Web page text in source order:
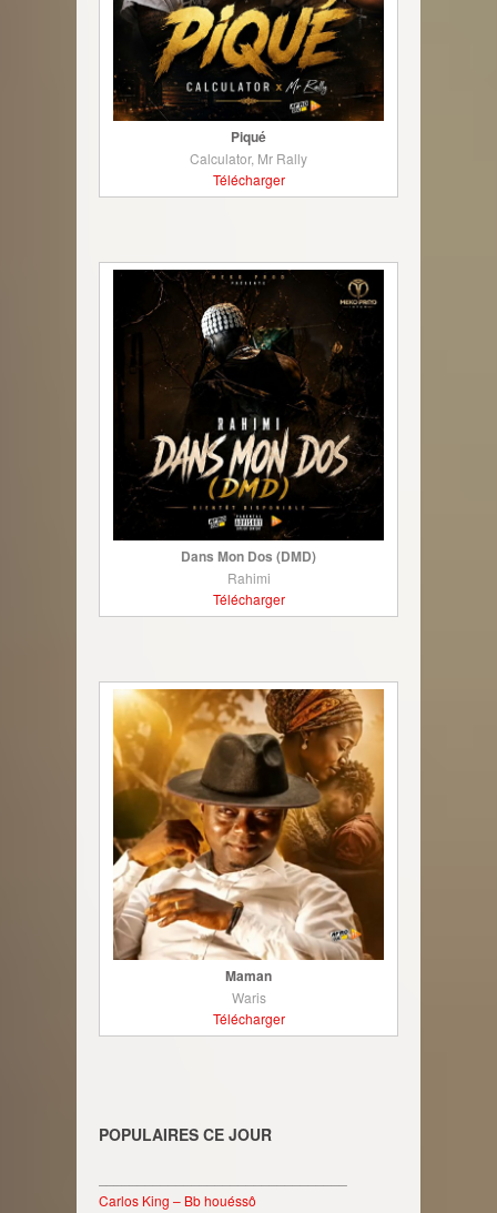
Piqué
Calculator, Mr Rally
Télécharger
Dans Mon Dos (DMD)
Rahimi
Télécharger
Maman
Waris
Télécharger
POPULAIRES CE JOUR
Carlos King – Bb houéssô